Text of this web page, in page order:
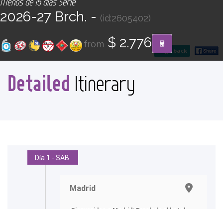
Find your Tour
go back
2026-27 Brch. - (id:2605402)
from $ 2.776
Detailed Itinerary
Día 1 - SAB.
Madrid